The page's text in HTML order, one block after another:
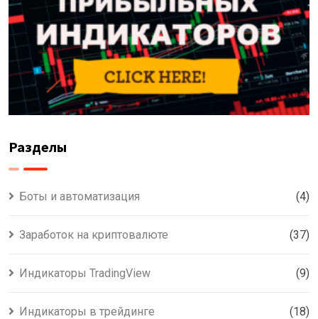
Разделы
Боты и автоматизация (4)
Заработок на криптовалюте (37)
Индикаторы TradingView (9)
Индикаторы в трейдинге (18)